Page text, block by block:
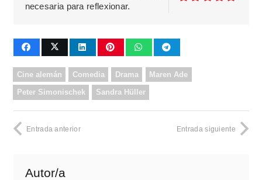
necesaria para reflexionar.
Cine alemán Comedia Drama Maren Ade
Peter Simonischek Sandra Hüller
Entrada anterior Entrada siguiente
Autor/a